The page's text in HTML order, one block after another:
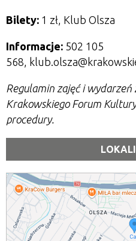
Bilety: 1 zł, Klub Olsza
Informacje: 502 105
568,
Regulamin zajęć i wydarzeń
Krakowskiego Forum
procedury.